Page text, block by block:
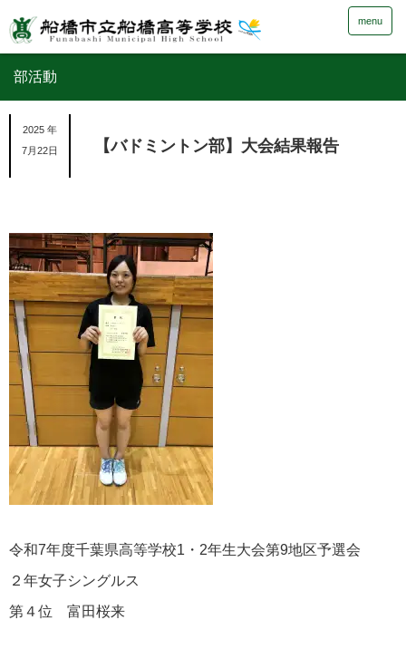
menu
部活動
2025 年
7月22日
【バドミントン部】大会結果報告
令和7年度千葉県高等学校1・2年生大会第9地区予選会
２年女子シングルス
第４位 富田桜来